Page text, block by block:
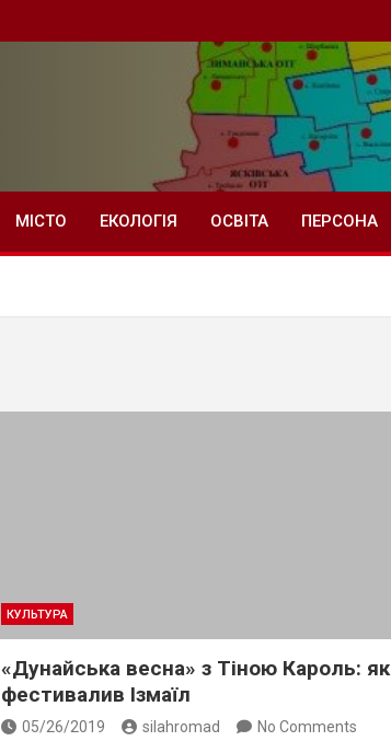
МІСТО ЕКОЛОГІЯ ОСВІТА ПЕРСОНА
КУЛЬТУРА
«Дунайська весна» з Тіною Кароль: як
фестивалив Ізмаїл
05/26/2019 silahromad No Comments